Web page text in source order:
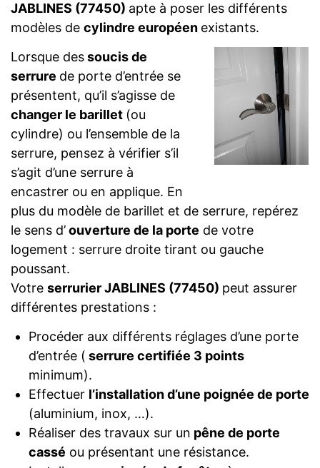
JABLINES (77450) apte à poser les différents
modèles de cylindre européen existants.
Lorsque dessoucis de
serrure de porte d’entrée se
présentent, qu’il s’agisse de
changer le barillet (ou
cylindre) ou l’ensemble de la
serrure, pensez à vérifier s’il
s’agit d’une serrure à
encastrer ou en applique. En
plus du modèle de barillet et de serrure, repérez
le sens d’ouverture de la porte de votre
logement : serrure droite tirant ou gauche
poussant.
Votre serrurier JABLINES (77450) peut assurer
différentes prestations :
Procéder aux différents réglages d’une porte
d’entrée ( serrure certifiée 3 points
minimum).
Effectuer l’installation d’une poignée de porte
(aluminium, inox, …).
Réaliser des travaux sur un pêne de porte
cassé ou présentant une résistance.